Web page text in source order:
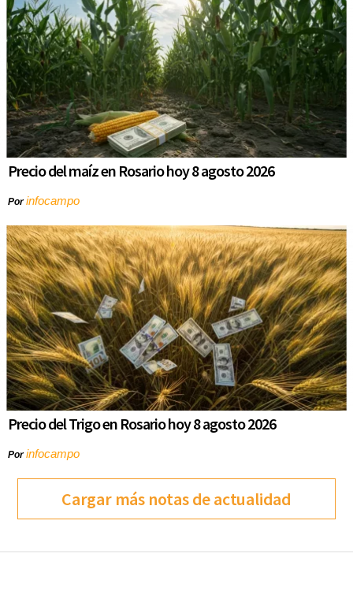
Precio del maíz en Rosario hoy 8 agosto 2026
Porinfocampo
Precio del Trigo en Rosario hoy 8 agosto 2026
Porinfocampo
Cargar más notas de actualidad